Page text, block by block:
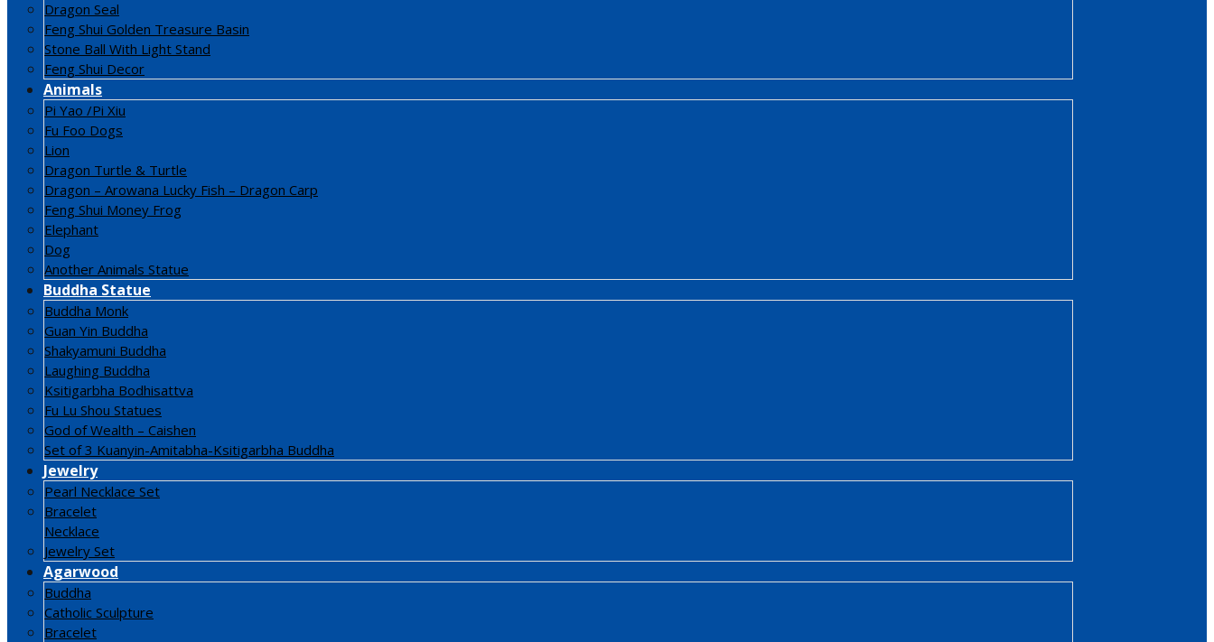
Dragon Seal
Feng Shui Golden Treasure Basin
Stone Ball With Light Stand
Feng Shui Decor
Animals
Pi Yao /Pi Xiu
Fu Foo Dogs
Lion
Dragon Turtle & Turtle
Dragon – Arowana Lucky Fish – Dragon Carp
Feng Shui Money Frog
Elephant
Dog
Another Animals Statue
Buddha Statue
Buddha Monk
Guan Yin Buddha
Shakyamuni Buddha
Laughing Buddha
Ksitigarbha Bodhisattva
Fu Lu Shou Statues
God of Wealth – Caishen
Set of 3 Kuanyin-Amitabha-Ksitigarbha Buddha
Jewelry
Pearl Necklace Set
Bracelet
Necklace
Jewelry Set
Agarwood
Buddha
Catholic Sculpture
Bracelet